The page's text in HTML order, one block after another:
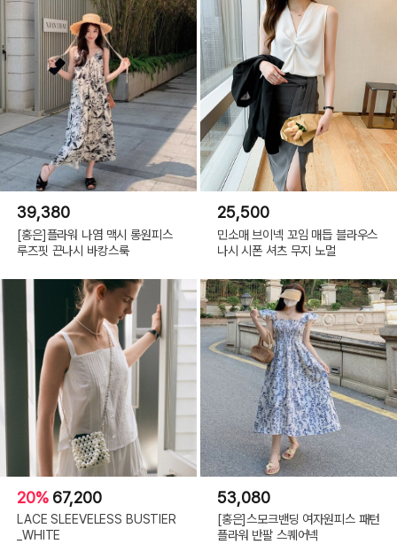
39,380
[홍은]플라워 나염 맥시 롱원피스
루즈핏 끈나시 바캉스룩
25,500
민소매 브이넥 꼬임 매듭 블라우스
나시 시폰 셔츠 무지 노멀
20% 67,200
LACE SLEEVELESS BUSTIER
_WHITE
53,080
[홍은]스모크밴딩 여자원피스 패턴
플라워 반팔 스퀘어넥